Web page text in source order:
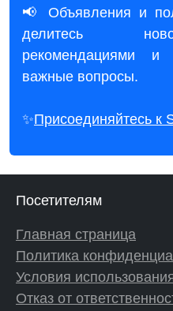
📢 Объявления и
делитесь
рекомендациями
важные вопросы.
✨Присоединяйтесь к
Посетителям
Главная страница
Политика
Условия
Отказ от